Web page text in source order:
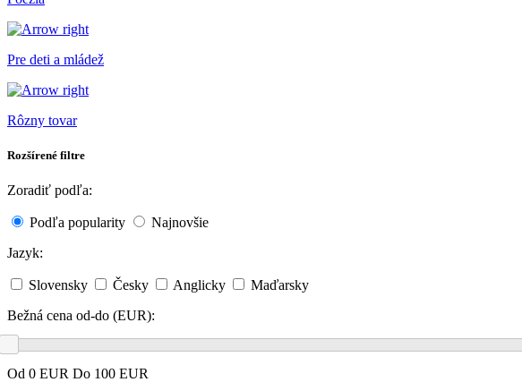
Pre deti a mládež
Rôzny tovar
Rozšírené filtre
Zoradiť podľa:
Podľa popularity
Najnovšie
Jazyk:
Slovensky Česky Anglicky
Maďarsky
Bežná cena od-do (EUR):
Od 0 EUR Do 100 EUR